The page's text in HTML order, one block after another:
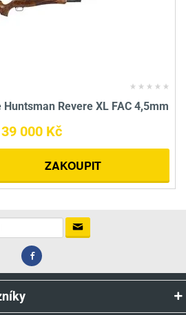
Revere XL FAC 4,5mm
39 000 Kč
ZAKOUPIT